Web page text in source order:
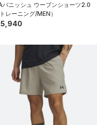
バニッシュ ウーブンショーツ2.0
トレーニング/MEN）
5,940